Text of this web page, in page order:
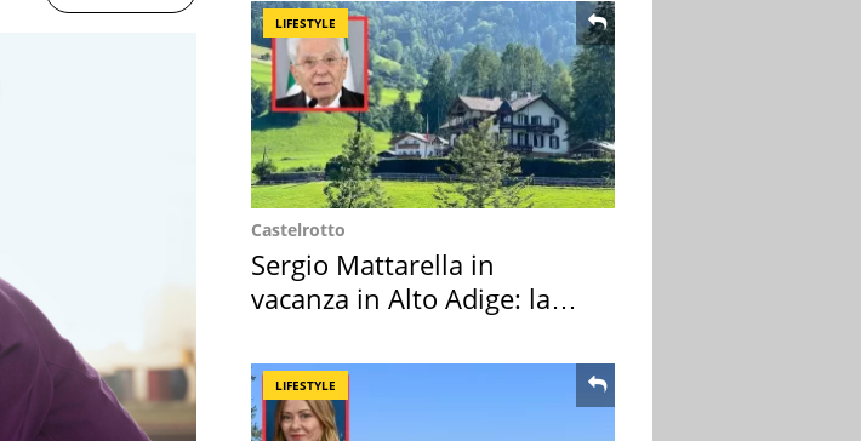
LIFESTYLE
Castelrotto
Sergio Mattarella in
vacanza in Alto Adige: la
LIFESTYLE